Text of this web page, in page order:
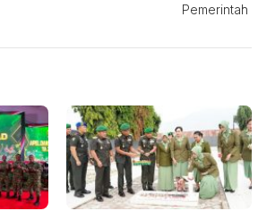
Pemerintah